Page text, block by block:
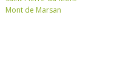
Mont de Marsan